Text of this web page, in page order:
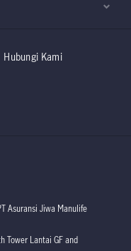
Hubungi Kami
Asuransi Jiwa Manulife
Tower Lantai GF and